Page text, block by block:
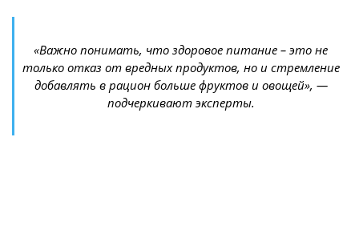
«Важно понимать, что здоровое питание – это не
только отказ от вредных продуктов, но и стремление
добавлять в рацион больше фруктов и овощей», —
подчеркивают эксперты.